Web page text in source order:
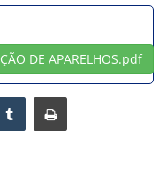
DE APARELHOS.pdf